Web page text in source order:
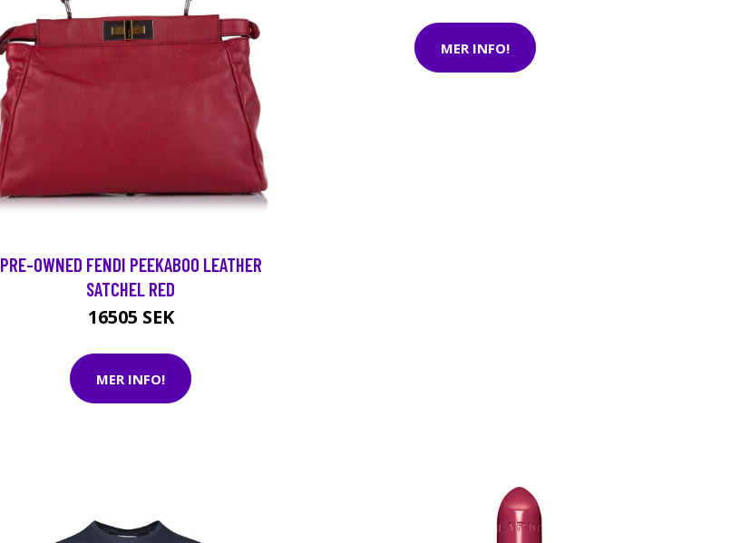
PRE-OWNED FENDI PEEKABOO LEATHER
SATCHEL RED
16505 SEK
MER INFO!
MER INFO!